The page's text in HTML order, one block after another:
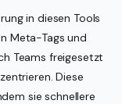
in diesen Tools
Meta-Tags und
Teams freigesetzt
Diese
sie schnellere